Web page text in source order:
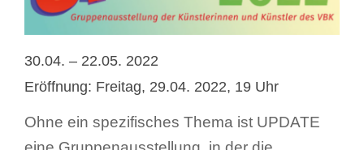
Suche
nach:
30.04. – 22.05. 2022
Eröffnung: Freitag, 29.04. 2022, 19 Uhr
Ohne ein spezifisches Thema ist UPDATE